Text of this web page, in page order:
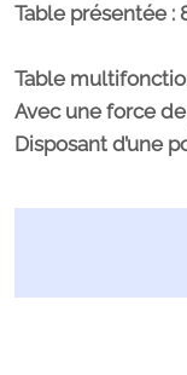
Table présentée :
Table
Avec une force
Disposant d’une